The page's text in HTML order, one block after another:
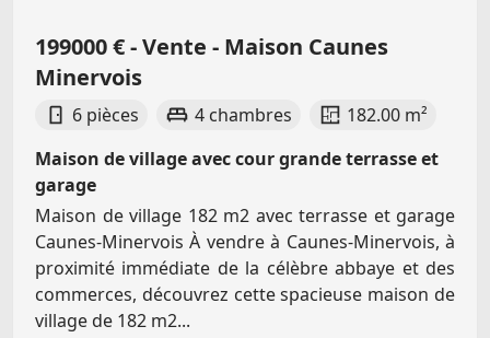
199000 € - Vente - Maison Caunes
Minervois
6 pièces 4 chambres
182.00 m²
Maison de village avec cour grande terrasse et
garage
Maison de village 182 m2 avec terrasse et garage
Caunes-Minervois À vendre à Caunes-Minervois, à
proximité immédiate de la célèbre abbaye et des
commerces, découvrez cette spacieuse maison de
village de 182 m2...